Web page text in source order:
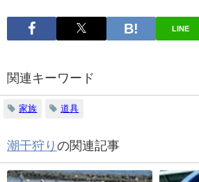
LINE
関連キーワード
家族 道具
潮干狩り の関連記事